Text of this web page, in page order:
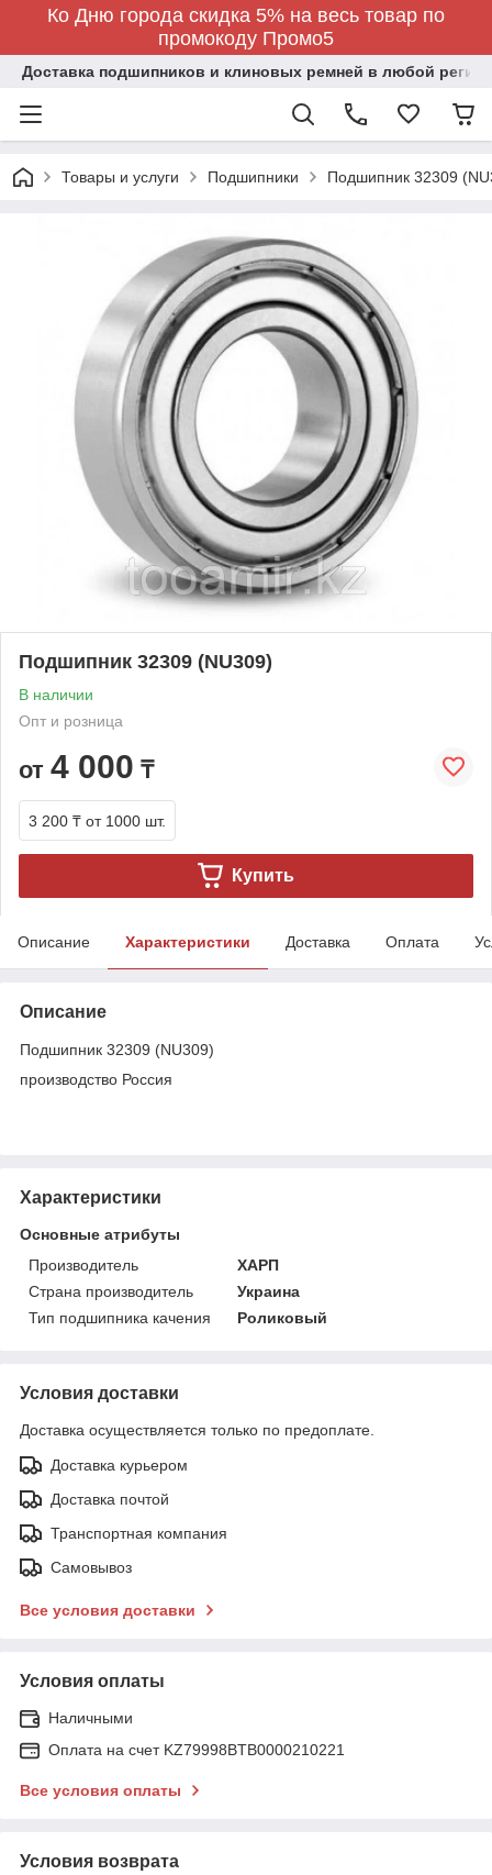
Ко Дню города скидка 5% на весь товар по
промокоду Промо5
Доставка подшипников и клиновых ремней в любой регион
Товары и услуги Подшипники Подшипник 32309
Подшипник 32309 (NU309)
В наличии
Опт и розница
от 4 000 ₸
3 200 ₸ от 1000 шт.
Купить
Описание Характеристики Доставка Оплата
Описание
Подшипник 32309 (NU309)
производство Россия
Характеристики
Основные атрибуты
Производитель
ХАРП
Страна производитель
Украина
Тип подшипника качения
Роликовый
Условия доставки
Доставка осуществляется только по предоплате.
Доставка курьером
Доставка почтой
Транспортная компания
Самовывоз
Все условия доставки
Условия оплаты
Наличными
Оплата на счет KZ79998BTB0000210221
Все условия оплаты
Условия возврата